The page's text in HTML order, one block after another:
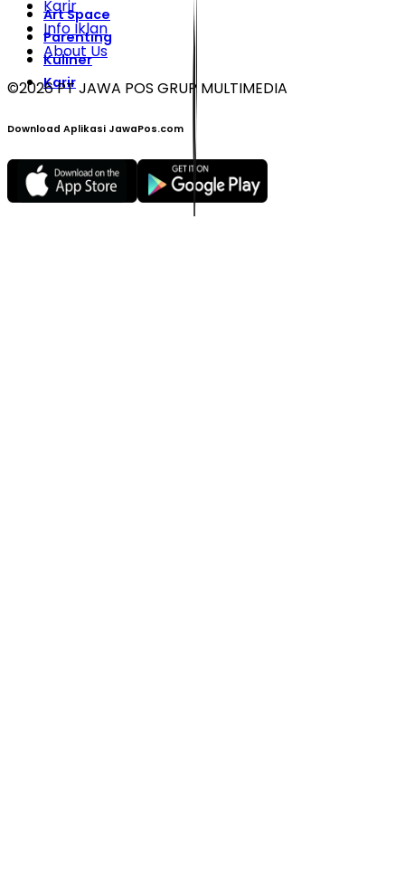
Art Space
Parenting
Kuliner
Karir
Karir
Info Iklan
About Us
©2026PT JAWA POS GRUP MULTIMEDIA
Download Aplikasi JawaPos.com